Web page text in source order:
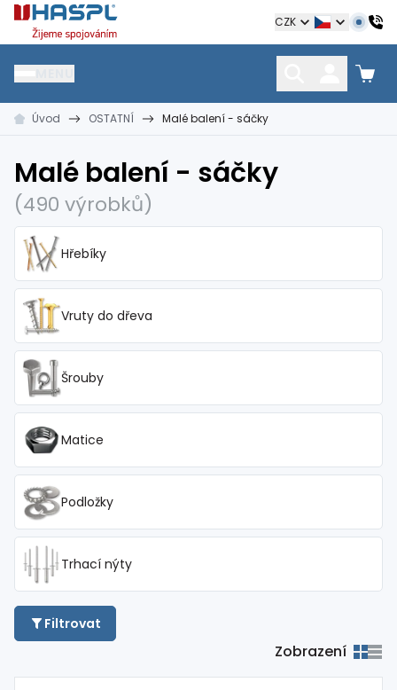
Hašpl CZK
HŘEBÍKY SPOJOVACÍ MATERIÁL KOTEVNÍ TECHNIKA
Úvod OSTATNÍ Malé balení - sáčky
Malé balení - sáčky
(490 výrobků)
Hřebíky
Vruty do dřeva
Šrouby
Matice
Podložky
Trhací nýty
Filtrovat
Zobrazení